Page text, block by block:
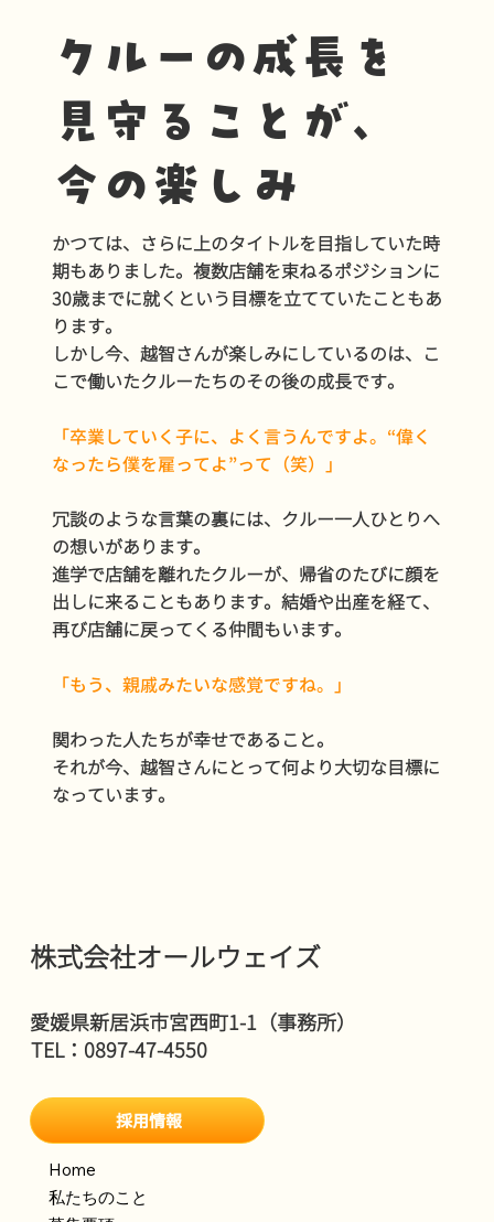
クルーの成長を
見守ることが、
今の楽しみ
かつては、さらに上のタイトルを目指していた時
期もありました。複数店舗を束ねるポジションに
30歳までに就くという目標を立てていたこともあ
ります。
しかし今、越智さんが楽しみにしているのは、こ
こで働いたクルーたちのその後の成長です。
「卒業していく子に、よく言うんですよ。“偉く
なったら僕を雇ってよ”って（笑）」
冗談のような言葉の裏には、クルー一人ひとりへ
の想いがあります。
進学で店舗を離れたクルーが、帰省のたびに顔を
出しに来ることもあります。結婚や出産を経て、
再び店舗に戻ってくる仲間もいます。
「もう、親戚みたいな感覚ですね。」
関わった人たちが幸せであること。
それが今、越智さんにとって何より大切な目標に
なっています。
株式会社オールウェイズ
採用情報
Home
私たちのこと
愛媛県新居浜市宮西町1-1（事務所）
TEL：0897-47-4550